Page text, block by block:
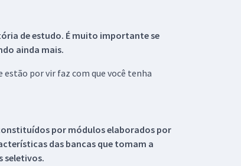
de estudo. É muito importante se
ainda mais.
por vir faz com que você tenha
por módulos elaborados por
das bancas que tomam a
seletivos.